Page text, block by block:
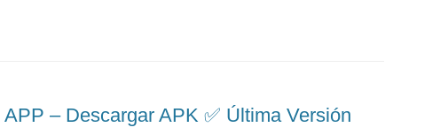
– Descargar APK ✅️ Última Versión